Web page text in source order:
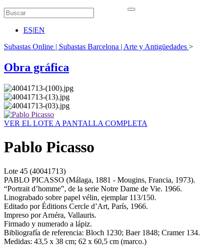
ES|EN
Subastas Online | Subastas Barcelona | Arte y Antigüedades >
Obra gráfica
VER EL LOTE A PANTALLA COMPLETA
Pablo Picasso
Lote 45 (40041713)
PABLO PICASSO (Málaga, 1881 - Mougins, Francia, 1973).
“Portrait d’homme”, de la serie Notre Dame de Vie. 1966.
Linograbado sobre papel vélin, ejemplar 113/150.
Editado por Éditions Cercle d’Art, París, 1966.
Impreso por Arnéra, Vallauris.
Firmado y numerado a lápiz.
Bibliografía de referencia: Bloch 1230; Baer 1848; Cramer 134.
Medidas: 43,5 x 38 cm; 62 x 60,5 cm (marco.)